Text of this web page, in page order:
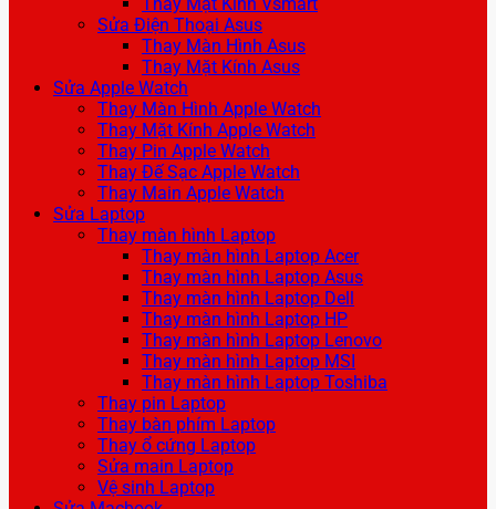
Sửa Điện Thoại Asus
Thay Màn Hình Asus
Thay Mặt Kính Asus
Sửa Apple Watch
Thay Màn Hình Apple Watch
Thay Mặt Kính Apple Watch
Thay Pin Apple Watch
Thay Đế Sạc Apple Watch
Thay Main Apple Watch
Sửa Laptop
Thay màn hình Laptop
Thay màn hình Laptop Acer
Thay màn hình Laptop Asus
Thay màn hình Laptop Dell
Thay màn hình Laptop HP
Thay màn hình Laptop Lenovo
Thay màn hình Laptop MSI
Thay màn hình Laptop Toshiba
Thay pin Laptop
Thay bàn phím Laptop
Thay ổ cứng Laptop
Sửa main Laptop
Vệ sinh Laptop